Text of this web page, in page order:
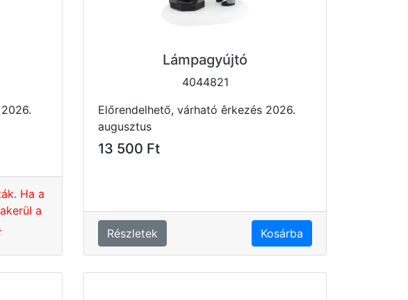
Ha a
a
Lámpagyújtó
4044821
Előrendelhető, várható êrkezés 2026.
augusztus
13 500 Ft
Részletek Kosárba